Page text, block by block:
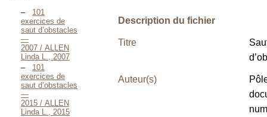
101
exercices de
saut d’obstacles
—
2007 / ALLEN
Linda L., 2007
101
exercices de
saut d’obstacles
—
2015 / ALLEN
Linda L., 2015
Description du fichier
Titre
Auteur(s)